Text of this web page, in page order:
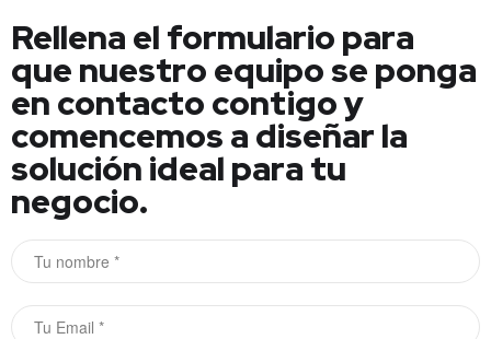
Rellena el formulario para
que nuestro equipo se ponga
en contacto contigo y
comencemos a diseñar la
solución ideal para tu
negocio.